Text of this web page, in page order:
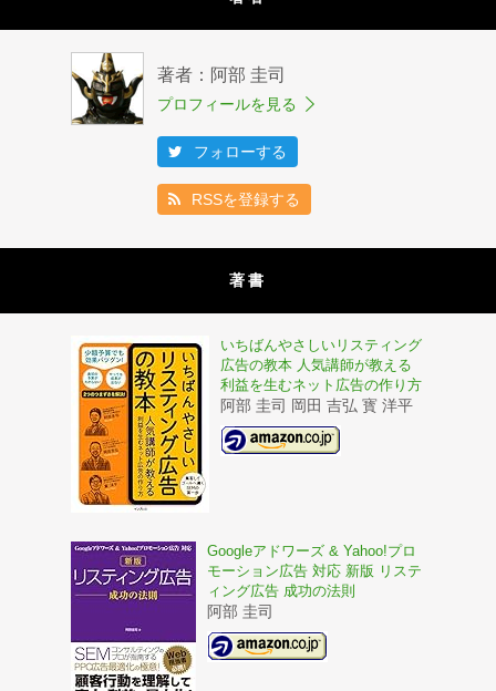
著者：阿部 圭司
プロフィールを見る
フォローする
RSSを登録する
著書
いちばんやさしいリスティング
広告の教本 人気講師が教える
利益を生むネット広告の作り方
阿部 圭司 岡田 吉弘 寳 洋平
Googleアドワーズ & Yahoo!プロ
モーション広告 対応 新版 リステ
ィング広告 成功の法則
阿部 圭司